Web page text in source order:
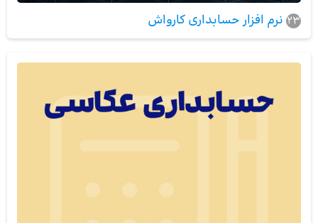
23 نرم افزار حسابداری کارواش